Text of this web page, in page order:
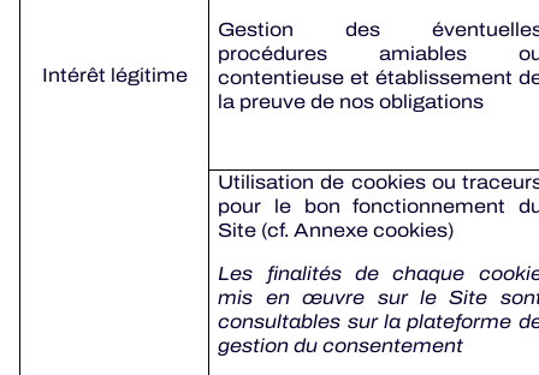
Intérêt légitime
Gestion des
procédures amiables
contentieuse et établissement
la preuve de nos obligations
Utilisation de cookies ou
pour le bon fonctionnement
Site (cf. Annexe cookies)
Les finalités de chaque
mis en œuvre sur le Site
consultables sur la plateforme
gestion du consentement